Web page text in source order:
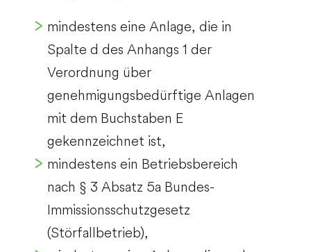
mindestens eine Anlage, die in
Spalte d des Anhangs 1 der
Verordnung über
genehmigungsbedürftige Anlagen
mit dem Buchstaben E
gekennzeichnet ist,
mindestens ein Betriebsbereich
nach § 3 Absatz 5a Bundes-
Immissionsschutzgesetz
(Störfallbetrieb),